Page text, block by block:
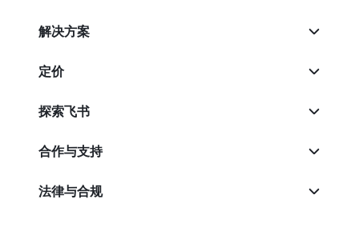
解决方案
定价
探索飞书
合作与支持
法律与合规